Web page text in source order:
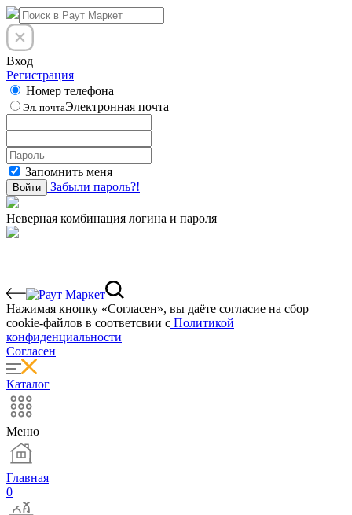
Вход
Регистрация
Номер телефона
Эл. почтаЭлектронная почта
Запомнить меня
Войти Забыли пароль?!
Неверная комбинация логина и пароля
Нажимая кнопку «Согласен», вы даёте cогласие на сбор
cookie-файлов в соответсвии с Политикой
конфиденциальности
Согласен
Каталог
Меню
Главная
0